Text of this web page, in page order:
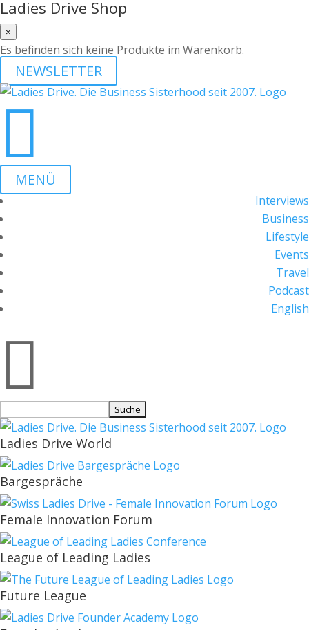
Ladies Drive Shop
×
Es befinden sich keine Produkte im Warenkorb.
NEWSLETTER

MENÜ
Interviews
Business
Lifestyle
Events
Travel
Podcast
English

nach:
Ladies Drive World
Bargespräche
Female Innovation Forum
League of Leading Ladies
Future League